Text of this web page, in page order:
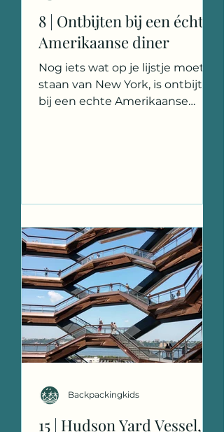
8 | Ontbijten bij een échte
Amerikaanse diner
Nog iets wat op je lijstje moet
staan van New York, is ontbijten
bij een echte Amerikaanse
15 | Hudson Yard Vessel,
Backpackingkids